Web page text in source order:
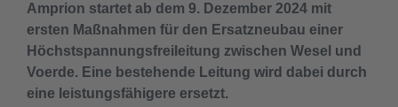
Amprion startet ab dem 9. Dezember 2024 mit
ersten Maßnahmen für den Ersatzneubau einer
Höchstspannungsfreileitung zwischen Wesel und
Voerde. Eine bestehende Leitung wird dabei durch
eine leistungsfähigere ersetzt.